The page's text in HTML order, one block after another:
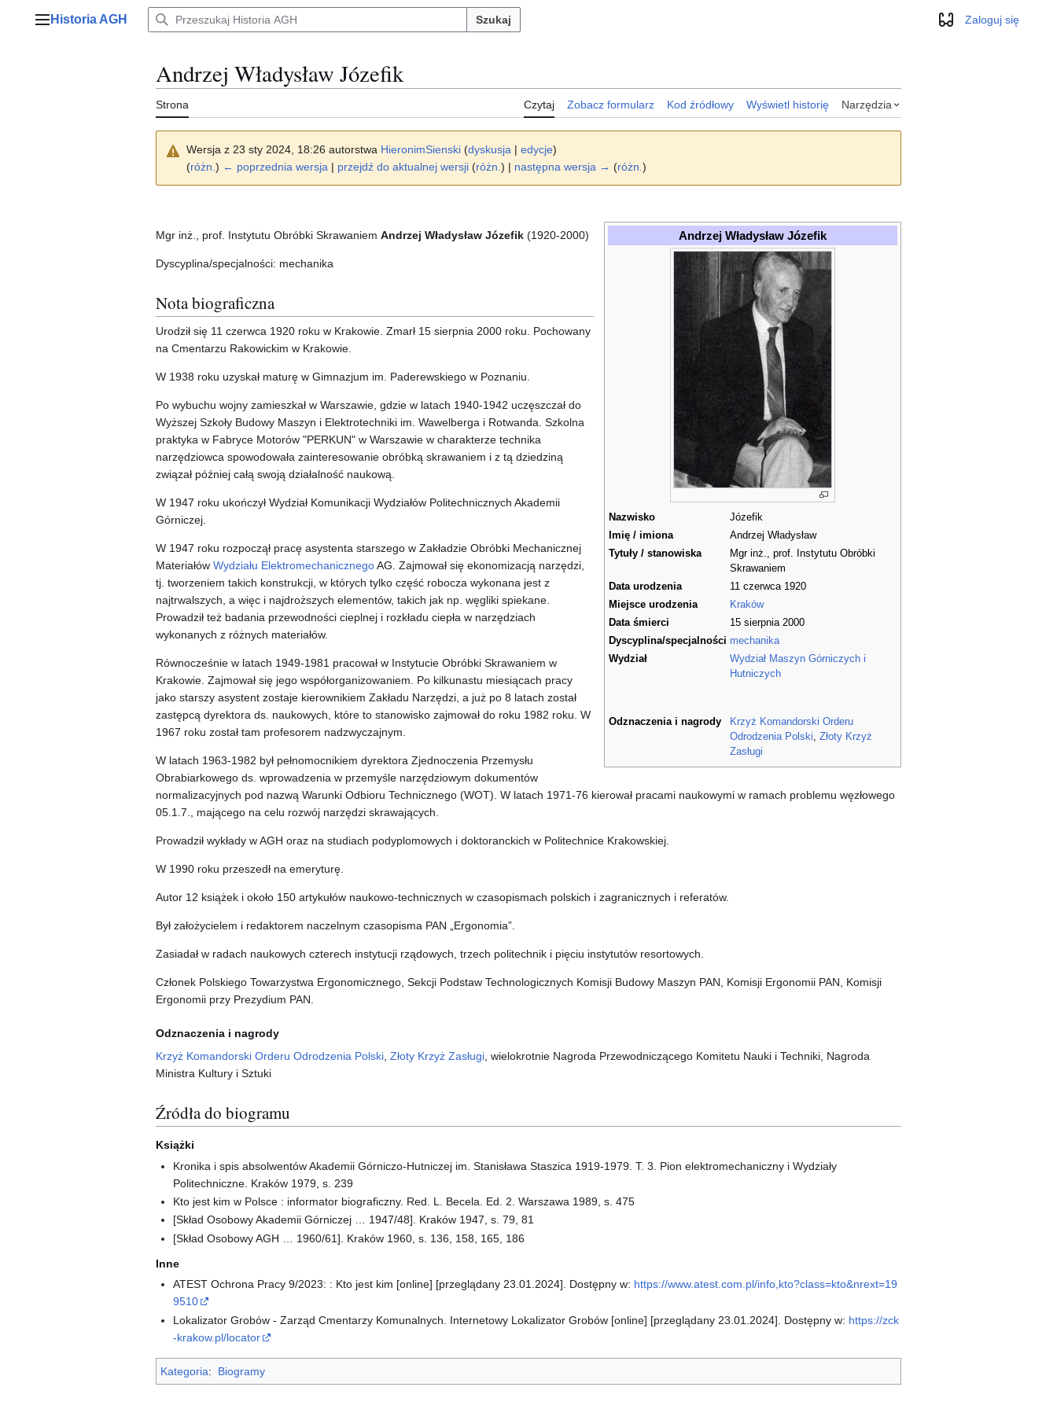
Menu główne
Historia AGH Szukaj WyglądZaloguj się
Andrzej Władysław Józefik
Strona Czytaj Zobacz formularz Kod źródłowy Wyświetl historię Narzędzia
Wersja z 23 sty 2024, 18:26 autorstwa HieronimSienski (dyskusja | edycje)
(różn. ) ← poprzednia wersja | przejdź do aktualnej wersji (różn. ) | następna wersja → (różn. )
Andrzej Władysław Józefik
Nazwisko
Józefik
Imię / imiona
Andrzej Władysław
Tytuły / stanowiska
Mgr inż., prof. Instytutu Obróbki
Skrawaniem
Data urodzenia
11 czerwca 1920
Miejsce urodzenia
Kraków
Data śmierci
15 sierpnia 2000
Dyscyplina/specjalności mechanika
Wydział
Wydział Maszyn Górniczych i
Hutniczych
Odznaczenia i nagrody
Krzyż Komandorski Orderu
Odrodzenia Polski
Złoty Krzyż
Zasługi
Mgr inż., prof. Instytutu Obróbki Skrawaniem Andrzej Władysław Józefik (1920-2000)
Dyscyplina/specjalności: mechanika
Nota biograficzna
Urodził się 11 czerwca 1920 roku w Krakowie. Zmarł 15 sierpnia 2000 roku. Pochowany
na Cmentarzu Rakowickim w Krakowie.
W 1938 roku uzyskał maturę w Gimnazjum im. Paderewskiego w Poznaniu.
Po wybuchu wojny zamieszkał w Warszawie, gdzie w latach 1940-1942 uczęszczał do
Wyższej Szkoły Budowy Maszyn i Elektrotechniki im. Wawelberga i Rotwanda. Szkolna
praktyka w Fabryce Motorów "PERKUN" w Warszawie w charakterze technika
narzędziowca spowodowała zainteresowanie obróbką skrawaniem i z tą dziedziną
związał później całą swoją działalność naukową.
W 1947 roku ukończył Wydział Komunikacji Wydziałów Politechnicznych Akademii
Górniczej.
W 1947 roku rozpoczął pracę asystenta starszego w Zakładzie Obróbki Mechanicznej
Materiałów Wydziału ElektromechanicznegoAG. Zajmował się ekonomizacją narzędzi,
tj. tworzeniem takich konstrukcji, w których tylko część robocza wykonana jest z
najtrwalszych, a więc i najdroższych elementów, takich jak np. węgliki spiekane.
Prowadził też badania przewodności cieplnej i rozkładu ciepła w narzędziach
wykonanych z różnych materiałów.
Równocześnie w latach 1949-1981 pracował w Instytucie Obróbki Skrawaniem w
Krakowie. Zajmował się jego współorganizowaniem. Po kilkunastu miesiącach pracy
jako starszy asystent zostaje kierownikiem Zakładu Narzędzi, a już po 8 latach został
zastępcą dyrektora ds. naukowych, które to stanowisko zajmował do roku 1982 roku. W
1967 roku został tam profesorem nadzwyczajnym.
W latach 1963-1982 był pełnomocnikiem dyrektora Zjednoczenia Przemysłu
Obrabiarkowego ds. wprowadzenia w przemyśle narzędziowym dokumentów
normalizacyjnych pod nazwą Warunki Odbioru Technicznego (WOT). W latach 1971-76 kierował pracami naukowymi w ramach problemu węzłowego
05.1.7., mającego na celu rozwój narzędzi skrawających.
Prowadził wykłady w AGH oraz na studiach podyplomowych i doktoranckich w Politechnice Krakowskiej.
W 1990 roku przeszedł na emeryturę.
Autor 12 książek i około 150 artykułów naukowo-technicznych w czasopismach polskich i zagranicznych i referatów.
Był założycielem i redaktorem naczelnym czasopisma PAN „Ergonomia”.
Zasiadał w radach naukowych czterech instytucji rządowych, trzech politechnik i pięciu instytutów resortowych.
Członek Polskiego Towarzystwa Ergonomicznego, Sekcji Podstaw Technologicznych Komisji Budowy Maszyn PAN, Komisji Ergonomii PAN, Komisji
Ergonomii przy Prezydium PAN.
Odznaczenia i nagrody
Krzyż Komandorski Orderu Odrodzenia Polski Złoty Krzyż Zasługi , wielokrotnie Nagroda Przewodniczącego Komitetu Nauki i Techniki, Nagroda
Ministra Kultury i Sztuki
Źródła do biogramu
Książki
Kronika i spis absolwentów Akademii Górniczo-Hutniczej im. Stanisława Staszica 1919-1979. T. 3. Pion elektromechaniczny i Wydziały
Politechniczne. Kraków 1979, s. 239
Kto jest kim w Polsce : informator biograficzny. Red. L. Becela. Ed. 2. Warszawa 1989, s. 475
[Skład Osobowy Akademii Górniczej … 1947/48]. Kraków 1947, s. 79, 81
[Skład Osobowy AGH … 1960/61]. Kraków 1960, s. 136, 158, 165, 186
Inne
ATEST Ochrona Pracy 9/2023: : Kto jest kim [online] [przeglądany 23.01.2024]. Dostępny w: https://www.atest.com.pl/info,kto?class=kto&nrext=19
9510
Lokalizator Grobów - Zarząd Cmentarzy Komunalnych. Internetowy Lokalizator Grobów [online] [przeglądany 23.01.2024]. Dostępny w: https://zck
-krakow.pl/locator
Kategoria: Biogramy